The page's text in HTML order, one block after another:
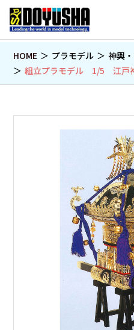
HOME プラモデル
神輿
組立プラモデル 1/5 江戸